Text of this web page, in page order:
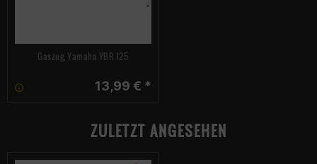
Gaszug, Yamaha YBR 125
13,99 € *
ZULETZT ANGESEHEN